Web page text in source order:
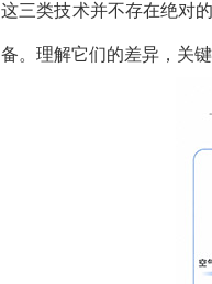
这三类技术并不存在绝对
备。理解它们的差异，关